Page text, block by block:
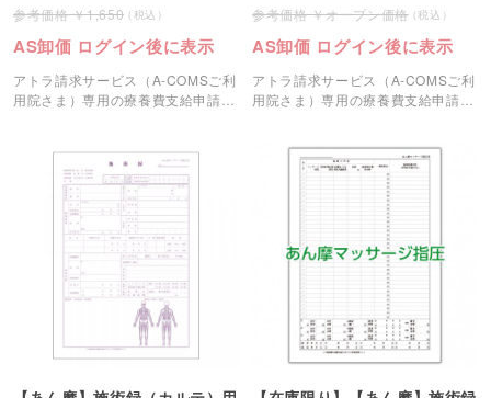
枚
1,650
AS卸価 ログイン後に表示
アトラ請求サービス（A-COMSご利
用院さま）専用の療養費支給申請書
です。
枚
オープン価格
AS卸価 ログイン後に表示
アトラ請求サービス（A-COMSご利
用院さま）専用の療養費支給申請書